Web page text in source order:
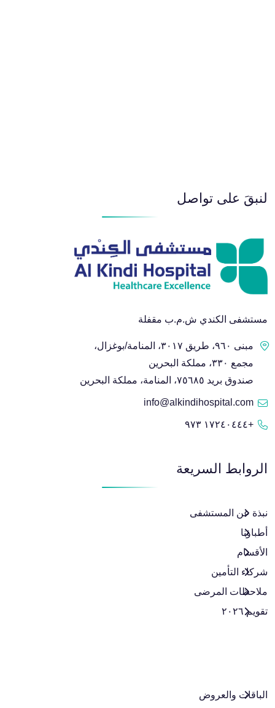
لنبقَ على تواصل
مستشفى الكندي ش.م.ب مقفلة
مبنى ٩٦٠، طريق ٣٠١٧، المنامة/بوغزال،
مجمع ٣٣٠، مملكة البحرين
صندوق بريد ٧٥٦٨٥، المنامة، مملكة البحرين
info@alkindihospital.com
+١٧٢٤٠٤٤٤ ٩٧٣
الروابط السريعة
نبذة عن المستشفى
أطباؤنا
الأقسام
شركاء التأمين
ملاحظات المرضى
تقويم ٢٠٢٦
الباقات والعروض​